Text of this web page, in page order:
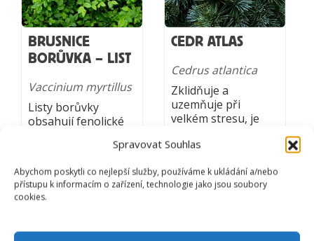
Spravovat Souhlas
Abychom poskytli co nejlepší služby, používáme k ukládání a/nebo
přístupu k informacím o zařízení, technologie jako jsou soubory
cookies.
BRUSNICE
BORŮVKA – LIST
Vaccinium myrtillus
Listy borůvky
obsahují fenolické
o pružnost žil a
dostatečné
prokrvení oka.
průjem, bojují se
CEDR ATLAS
Cedrus atlantica
Zklidňuje a
uzemňuje při
velkém stresu, je
Pomáhá při
horních cest
dýchacích, ulevuje